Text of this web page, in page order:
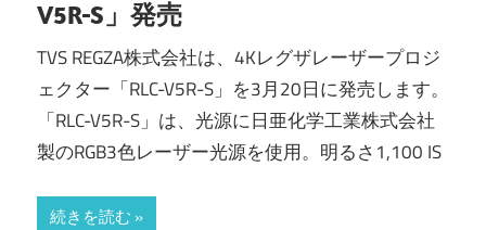
V5R-S」発売
TVS REGZA株式会社は、4Kレグザレーザープロジ
ェクター「RLC-V5R-S」を3月20日に発売します。
「RLC-V5R-S」は、光源に日亜化学工業株式会社
製のRGB3色レーザー光源を使用。明るさ1,100 IS
続きを読む